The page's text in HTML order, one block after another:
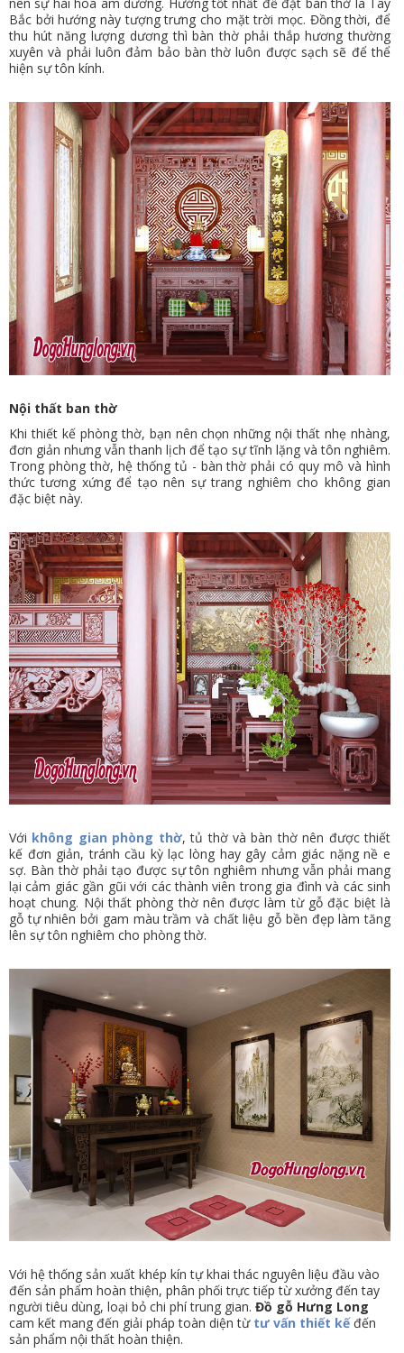
nên sự hài hòa âm dương. Hướng tốt nhất để đặt bàn thờ là Tây
Bắc bởi hướng này tượng trưng cho mặt trời mọc. Đồng thời, để
thu hút năng lượng dương thì bàn thờ phải thắp hương thường
xuyên và phải luôn đảm bảo bàn thờ luôn được sạch sẽ để thể
hiện sự tôn kính.
Nội thất ban thờ
Khi thiết kế phòng thờ, bạn nên chọn những nội thất nhẹ nhàng,
đơn giản nhưng vẫn thanh lịch để tạo sự tĩnh lặng và tôn nghiêm.
Trong phòng thờ, hệ thống tủ - bàn thờ phải có quy mô và hình
thức tương xứng để tạo nên sự trang nghiêm cho không gian
đặc biệt này.
Với không gian phòng thờ, tủ thờ và bàn thờ nên được thiết
kế đơn giản, tránh cầu kỳ lạc lòng hay gây cảm giác nặng nề e
sợ. Bàn thờ phải tạo được sự tôn nghiêm nhưng vẫn phải mang
lại cảm giác gần gũi với các thành viên trong gia đình và các sinh
hoạt chung. Nội thất phòng thờ nên được làm từ gỗ đặc biệt là
gỗ tự nhiên bởi gam màu trầm và chất liệu gỗ bền đẹp làm tăng
lên sự tôn nghiêm cho phòng thờ.
Với hệ thống sản xuất khép kín tự khai thác nguyên liệu đầu vào
đến sản phẩm hoàn thiện, phân phối trực tiếp từ xưởng đến tay
người tiêu dùng, loại bỏ chi phí trung gian. Đồ gỗ Hưng Long
cam kết mang đến giải pháp toàn diện từ tư vấn thiết kếđến
sản phẩm nội thất hoàn thiện.